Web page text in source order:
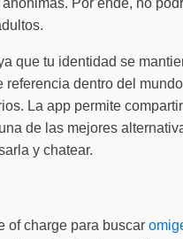
Por ende, no
que tu identidad se
dentro del
La app permite
de las mejores
y chatear.
of charge para buscar